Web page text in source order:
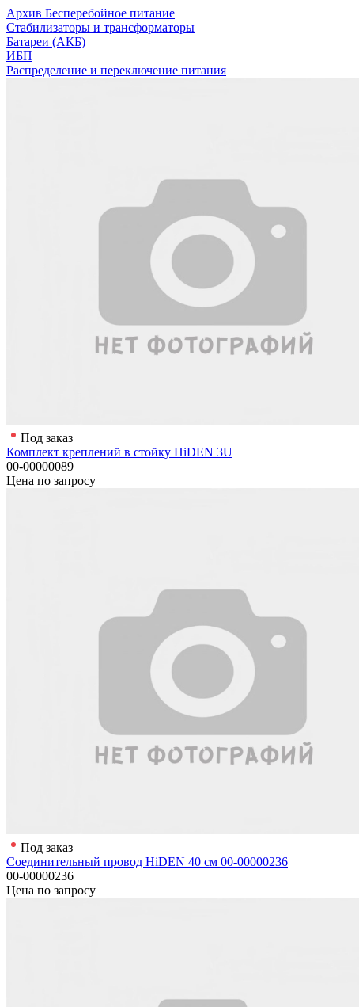
Архив Бесперебойное питание
Cтабилизаторы и трансформаторы
Батареи (АКБ)
ИБП
Распределение и переключение питания
Под заказ
Комплект креплений в стойку HiDEN 3U
00-00000089
Цена по запросу
Под заказ
Соединительный провод HiDEN 40 см 00-00000236
00-00000236
Цена по запросу